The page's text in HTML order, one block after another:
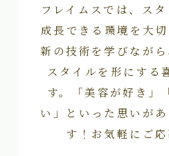
フレイムスでは、ス
成長できる環境を大
新の技術を学びなが
スタイルを形にする
す。「美容が好き」
い」といった思いが
す！お気軽にご応